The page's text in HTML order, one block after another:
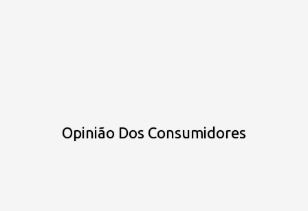
Opinião Dos Consumidores